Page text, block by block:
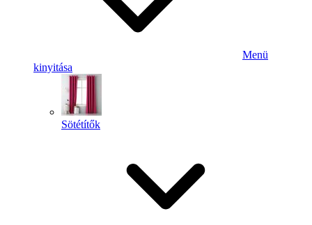
Menü
kinyitása
Sötétítők